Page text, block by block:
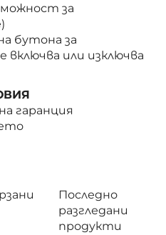
за
бутона за
включва или изключва
гаранция
Последно
разгледани
продукти